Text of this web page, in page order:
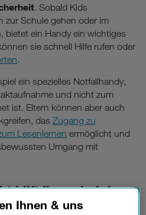
. Sobald Kids
zur Schule gehen oder im
bietet ein Handy ein wichtiges
sie schnell Hilfe rufen oder
.
ein spezielles Notfallhandy,
und nicht zum
ist. Eltern können aber auch
das Zugang zu
Lesenlernen ermöglicht und
Umgang mit
hilft Ihnen bei der
Ihnen & uns